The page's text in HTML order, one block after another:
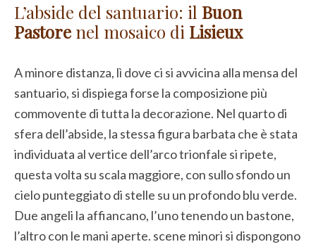
L’abside del santuario: il Buon
Pastore nel mosaico di Lisieux
A minore distanza, lì dove ci si avvicina alla mensa del
santuario, si dispiega forse la composizione più
commovente di tutta la decorazione. Nel quarto di
sfera dell’abside, la stessa figura barbata che è stata
individuata al vertice dell’arco trionfale si ripete,
questa volta su scala maggiore, con sullo sfondo un
cielo punteggiato di stelle su un profondo blu verde.
Due angeli la affiancano, l’uno tenendo un bastone,
l’altro con le mani aperte. scene minori si dispongono